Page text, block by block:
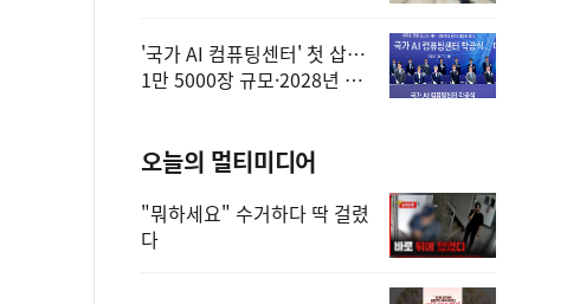
'국가 AI 컴퓨팅센터' 첫 삽…
1만 5000장 규모·2028년 완
오늘의 멀티미디어
"뭐하세요" 수거하다 딱 걸렸
다